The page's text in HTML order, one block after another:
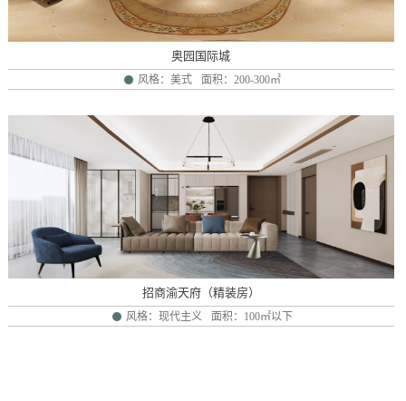
奥园国际城
风格：美式 面积：200-300㎡
招商渝天府（精装房）
风格：现代主义 面积：100㎡以下